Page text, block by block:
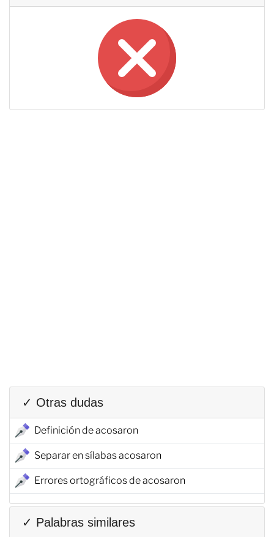
✓ Otras dudas
Definición de acosaron
Separar en sílabas acosaron
Errores ortográficos de acosaron
✓ Palabras similares